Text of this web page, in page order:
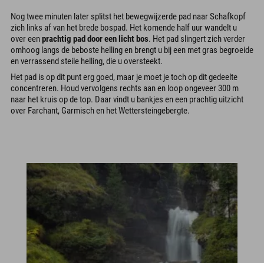
Nog twee minuten later splitst het bewegwijzerde pad naar Schafkopf
zich links af van het brede bospad. Het komende half uur wandelt u
over eenprachtig pad door een licht bos. Het pad slingert zich verder
omhoog langs de beboste helling en brengt u bij een met gras begroeide
en verrassend steile helling, die u oversteekt.
Het pad is op dit punt erg goed, maar je moet je toch op dit gedeelte
concentreren. Houd vervolgens rechts aan en loop ongeveer 300 m
naar het kruis op de top. Daar vindt u bankjes en een prachtig uitzicht
over Farchant, Garmisch en het Wettersteingebergte.